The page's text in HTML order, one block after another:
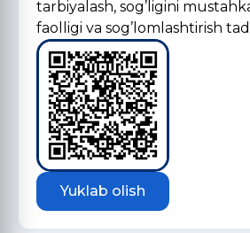
tarbiyalash, sog’ligini
faolligi va sog’lomlashtirish
Yuklab olish